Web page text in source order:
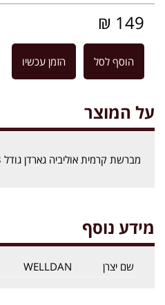
149 ₪
הוסף לסל הזמן עכשיו
על המוצר
מברשת קרמית אוליביה גארדן גודל 43
מידע נוסף
שם יצרן WELLDAN